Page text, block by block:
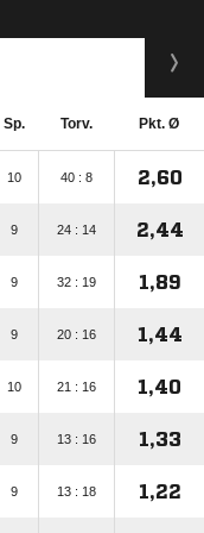
Sp. Torv. Pkt. Ø
10 40 : 8 2,60
9 24 : 14 2,44
9 32 : 19 1,89
9 20 : 16 1,44
10 21 : 16 1,40
9 13 : 16 1,33
9 13 : 18 1,22